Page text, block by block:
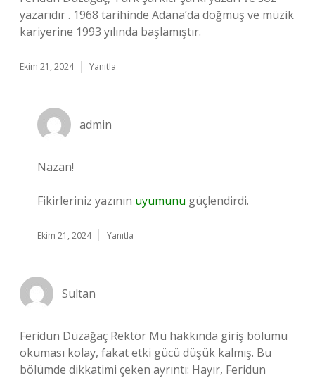
yazarıdır . 1968 tarihinde Adana’da doğmuş ve müzik
kariyerine 1993 yılında başlamıştır.
Ekim 21, 2024 Yanıtla
admin
Nazan!
Fikirleriniz yazının uyumunu güçlendirdi.
Ekim 21, 2024 Yanıtla
Sultan
Feridun Düzağaç Rektör Mü hakkında giriş bölümü
okuması kolay, fakat etki gücü düşük kalmış. Bu
bölümde dikkatimi çeken ayrıntı: Hayır, Feridun